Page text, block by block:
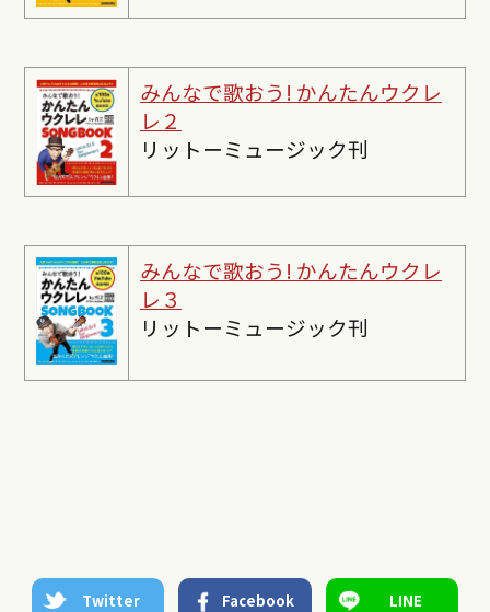
みんなで歌おう! かんたんウクレ
レ２
リットーミュージック刊
みんなで歌おう! かんたんウクレ
レ３
リットーミュージック刊
Twitter Facebook LINE